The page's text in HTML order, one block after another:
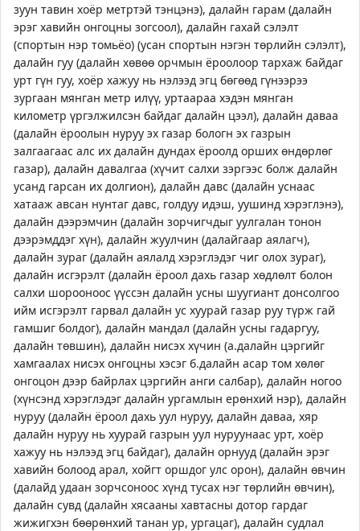
зуун тавин хоёр метртэй тэнцэнэ), далайн гарам (далайн
эрэг хавийн онгоцны зогсоол), далайн гахай сэлэлт
(спортын нэр томьёо) (усан спортын нэгэн төрлийн сэлэлт),
далайн гуу (далайн хөвөө орчмын ёроолоор тархаж байдаг
урт гүн гуу, хоёр хажуу нь нэлээд эгц бөгөөд гүнээрээ
зургаан мянган метр илүү, уртаараа хэдэн мянган
километр үргэлжилсэн байдаг далайн цээл), далайн даваа
(далайн ёроолын нуруу эх газар бологн эх газрын
залгаагаас алс их далайн дундах ёроолд орших өндөрлөг
газар), далайн давалгаа (хүчит салхи зэргээс болж далайн
усанд гарсан их долгион), далайн давс (далайн уснаас
хатааж авсан нунтаг давс, голдуу идэш, уушинд хэрэглэнэ),
далайн дээрэмчин (далайн зорчигчдыг уулгалан тонон
дээрэмддэг хүн), далайн жуулчин (далайгаар аялагч),
далайн зураг (далайн аялалд хэрэглэдэг чиг олох зураг),
далайн исгэрэлт (далайн ёроол дахь газар хөдлөлт болон
салхи шорооноос үүссэн далайн усны шуугиант донсолгоо
ийм исгэрэлт гарвал далайн ус хуурай газар руу түрж гай
гамшиг болдог), далайн мандал (далайн усны гадаргуу,
далайн төвшин), далайн нисэх хүчин (а.далайн цэргийг
хамгаалах нисэх онгоцны хэсэг б.далайн асар том хөлөг
онгоцон дээр байрлах цэргийн анги салбар), далайн ногоо
(хүнсэнд хэрэглэдэг далайн ургамлын ерөнхий нэр), далайн
нуруу (далайн ёроол дахь уул нуруу, далайн даваа, хяр
далайн нуруу нь хуурай газрын уул нуруунаас урт, хоёр
хажуу нь нэлээд эгц байдаг), далайн орнууд (далайн эрэг
хавийн болоод арал, хойгт оршдог улс орон), далайн өвчин
(далайд удаан зорчсоноос хүнд тусах нэг төрлийн өвчин),
далайн сувд (далайн хясааны хавтасны дотор гардаг
жижигхэн бөөрөнхий танан ур, ургацаг), далайн судлал